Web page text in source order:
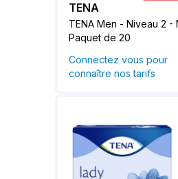
TENA
TENA Men - Niveau 2 -
Paquet de 20
Connectez vous pour
connaître nos tarifs